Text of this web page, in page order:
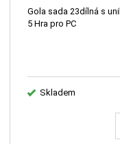
Gola sada 23dílná s
5 Hra pro PC
Skladem